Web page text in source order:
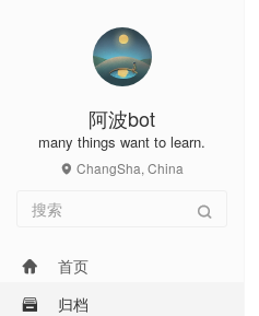
阿波bot
many things want to learn.
ChangSha, China
首页
归档